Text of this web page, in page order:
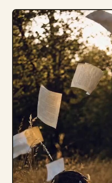
Prompt
Prezzi
Scarica
Blog
Aggiornamenti